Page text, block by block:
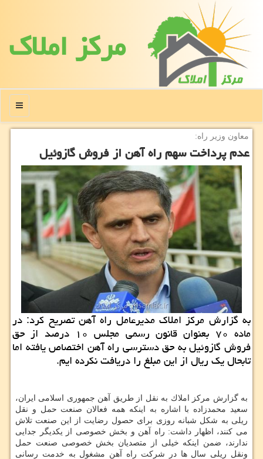
مركز املاك
منو
معاون وزیر راه:
عدم پرداخت سهم راه آهن از فروش گازوئیل
به گزارش مركز املاك مدیرعامل راه آهن تصریح كرد: در
ماده ۷۰ بعنوان قانون رسمی مجلس ۱۰ درصد از حق
فروش گازوئیل به حق دسترسی راه آهن اختصاص یافته اما
تابحال یك ریال از این مبلغ را دریافت نكرده ایم.
به گزارش مركز املاك به نقل از طریق آهن جمهوری اسلامی ایران،
سعید محمدزاده با اشاره به اینكه همه فعالان صنعت حمل و نقل
ریلی به شكل شبانه روزی برای حصول رضایت از این صنعت تلاش
می كنند، اظهار داشت: راه آهن و بخش خصوصی از یكدیگر جدایی
ندارند، ضمن اینكه خیلی از متصدیان بخش خصوصی صنعت حمل
ونقل ریلی سال ها در شركت راه آهن مشغول به خدمت رسانی